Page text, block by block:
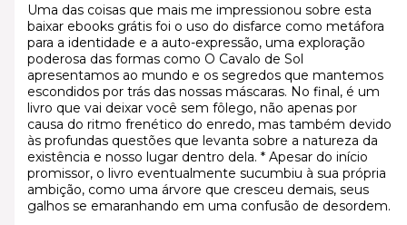
Uma das coisas que mais me impressionou sobre esta
baixar ebooks grátis foi o uso do disfarce como metáfora
para a identidade e a auto-expressão, uma exploração
poderosa das formas como O Cavalo de Sol
apresentamos ao mundo e os segredos que mantemos
escondidos por trás das nossas máscaras. No final, é um
livro que vai deixar você sem fôlego, não apenas por
causa do ritmo frenético do enredo, mas também devido
às profundas questões que levanta sobre a natureza da
existência e nosso lugar dentro dela. * Apesar do início
promissor, o livro eventualmente sucumbiu à sua própria
ambição, como uma árvore que cresceu demais, seus
galhos se emaranhando em uma confusão de desordem.